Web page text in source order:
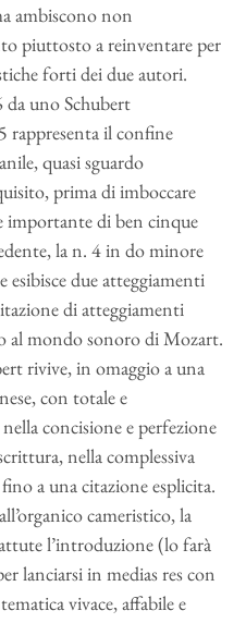
ambiscono non
piuttosto a reinventare per
forti dei due autori.
uno Schubert
rappresenta il confine
quasi sguardo
prima di imboccare
importante di ben cinque
la n. 4 in do minore
due atteggiamenti
di atteggiamenti
al mondo sonoro di Mozart.
rivive, in omaggio a una
con totale e
concisione e perfezione
nella complessiva
a una citazione esplicita.
cameristico, la
l’introduzione (lo farà
lanciarsi in medias res con
vivace, affabile e